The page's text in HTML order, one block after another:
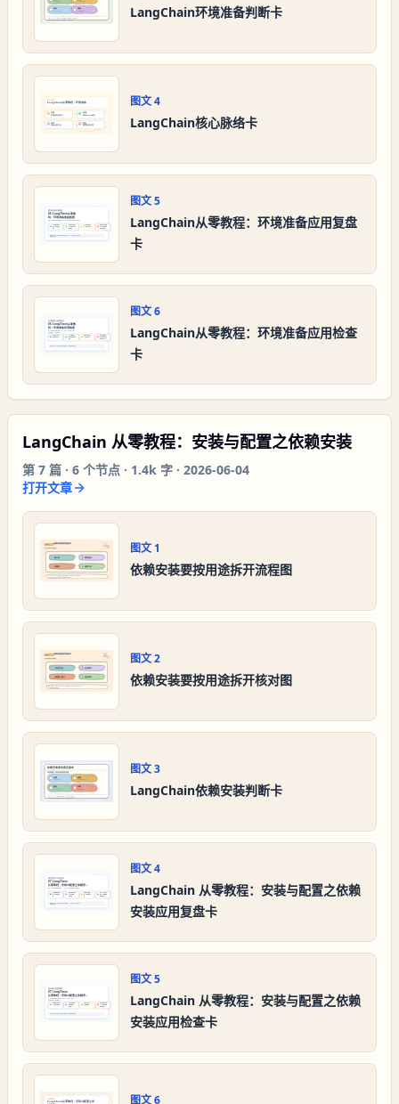
LangChain环境准备判断卡
图文4
LangChain核心脉络卡
图文5
LangChain从零教程：环境准备应用复盘
卡
图文6
LangChain从零教程：环境准备应用检查
卡
LangChain 从零教程：安装与配置之依赖安装
第 7 篇 · 6 个节点 · 1.4k 字 · 2026-06-04
打开文章
图文 1
依赖安装要按用途拆开流程图
图文2
依赖安装要按用途拆开核对图
图文3
LangChain依赖安装判断卡
图文4
LangChain 从零教程：安装与配置之依赖
安装应用复盘卡
图文5
LangChain 从零教程：安装与配置之依赖
安装应用检查卡
图文6